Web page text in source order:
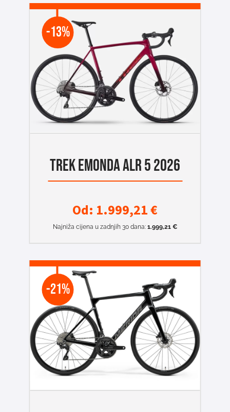
-13%
TREK EMONDA ALR 5 2026
Od: 1.999,21€
Najniža cijena u zadnjih 30 dana: 1.999,21 €
-21%